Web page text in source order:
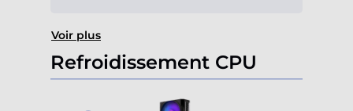
Voir plus
Refroidissement CPU